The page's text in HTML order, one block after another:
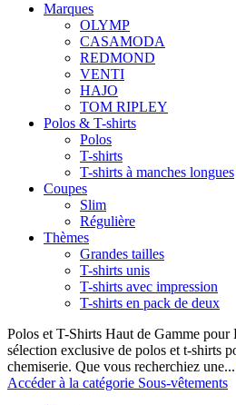
Marques
OLYMP
CASAMODA
REDMOND
VENTI
HAJO
TOM RIPLEY
Polos & T-shirts
Polos
T-shirts
T-shirts à manches longues
Coupes
Slim
Régulière
Thèmes
Grandes tailles
T-shirts unis
T-shirts avec impression
T-shirts en pack de deux
Polos et T-Shirts Haut de Gamme
sélection exclusive de polos et t-shirts
chemiserie. Que vous recherchiez une...
Accéder à la catégorie Sous-vêtements